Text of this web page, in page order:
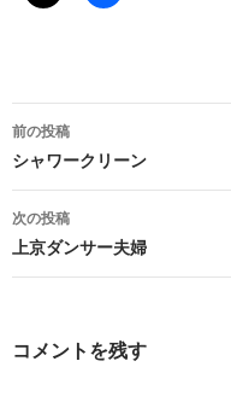
投
稿
ナ
ビ
ゲ
前の投稿
シャワークリーン
次の投稿
上京ダンサー夫婦
コメントを残す